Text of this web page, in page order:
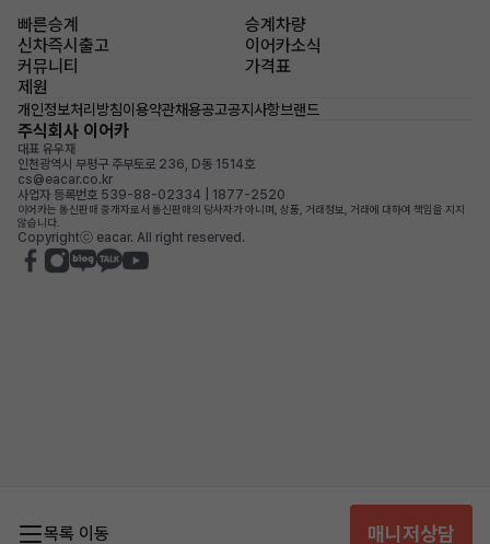
목록 이동 매니저상담
빠른승계
승계차량
신차즉시출고
이어카소식
커뮤니티
가격표
제원
개인정보처리방침이용약관채용공고공지사항브랜드
주식회사 이어카
대표 유우재
인천광역시 부평구 주부토로 236, D동 1514호
cs@eacar.co.kr
사업자 등록번호 539-88-02334 | 1877-2520
이어카는 통신판매 중개자로서 통신판매의 당사자가 아니며, 상품, 거래정보, 거래에 대하여 책임을 지지
않습니다.
Copyrightⓒ eacar. All right reserved.